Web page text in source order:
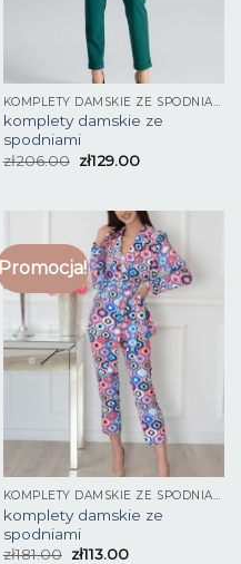
KOMPLETY DAMSKIE ZE SPODNIAMI
komplety damskie ze
spodniami
zł206.00 zł129.00
Promocja!
KOMPLETY DAMSKIE ZE SPODNIAMI
komplety damskie ze
spodniami
zł181.00 zł113.00